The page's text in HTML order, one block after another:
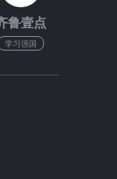
鲁壹点
学习强国